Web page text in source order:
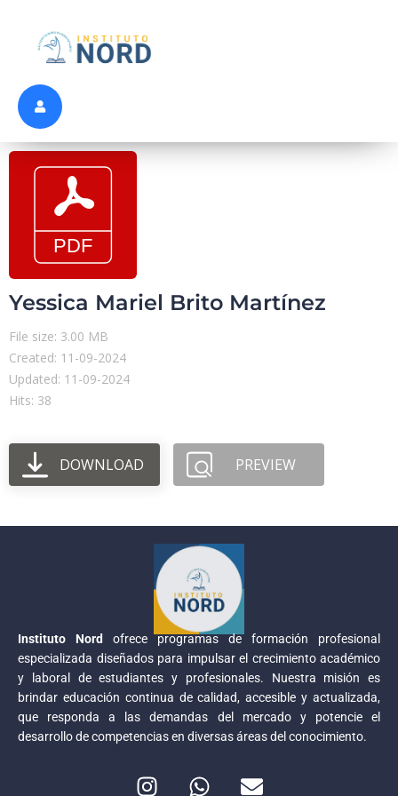
Yessica Mariel Brito Martínez
File size: 3.00 MB
Created: 11-09-2024
Updated: 11-09-2024
Hits: 38
DOWNLOAD PREVIEW
Instituto Nord
ofrece programas de formación profesional
especializada diseñados para impulsar el crecimiento académico
y laboral de estudiantes y profesionales. Nuestra misión es
brindar educación continua de calidad, accesible y actualizada,
que responda a las demandas del mercado y potencie el
desarrollo de competencias en diversas áreas del conocimiento.